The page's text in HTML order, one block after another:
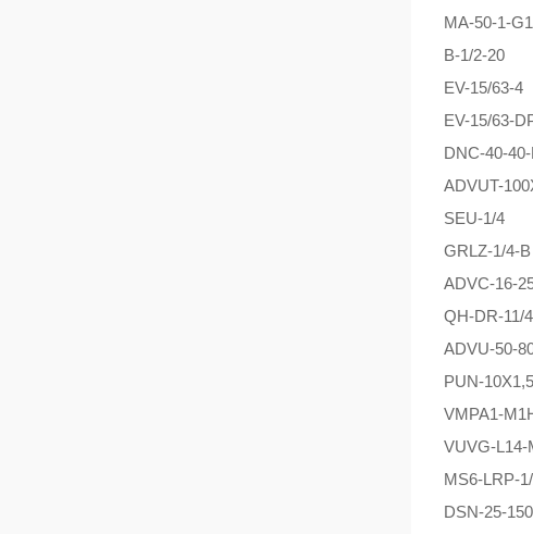
MA-50-1-
B-1/2-20
EV-15/63-4
EV-15/63-
DNC-40-
ADVUT-
SEU-1/4
GRLZ-1/4-B
ADVC-16-
QH-DR-11/
ADVU-50-
PUN-
VMPA1-
VUVG-L14-
MS6-LRP-
DSN-25-